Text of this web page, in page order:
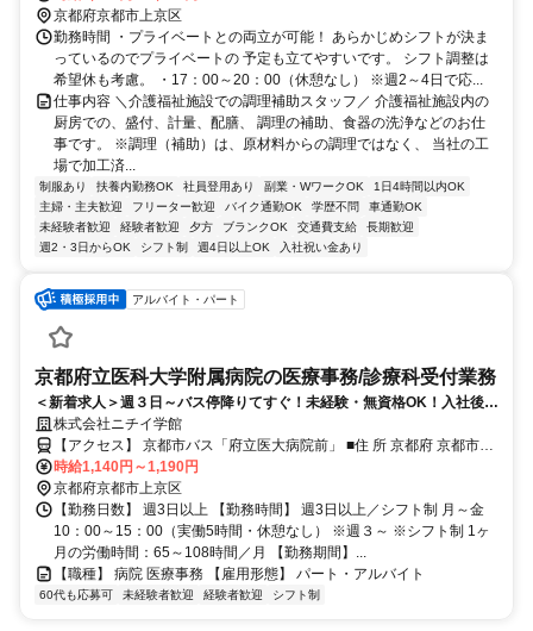
タープライズ』での雇用となります。 なお、勤務地は請負先施設と
なり、請負業務での就業となります。
京都府京都市上京区
勤務時間 ・プライベートとの両立が可能！ あらかじめシフトが決ま
っているのでプライベートの 予定も立てやすいです。 シフト調整は
希望休も考慮。 ・17：00～20：00（休憩なし） ※週2～4日で応...
仕事内容 ＼介護福祉施設での調理補助スタッフ／ 介護福祉施設内の
厨房での、盛付、計量、配膳、 調理の補助、食器の洗浄などのお仕
事です。 ※調理（補助）は、原材料からの調理ではなく、 当社の工
場で加工済...
制服あり 扶養内勤務OK 社員登用あり 副業・WワークOK
1日4時間以内OK
主婦・主夫歓迎
フリーター歓迎 バイク通勤OK 学歴不問
車通勤OK
未経験者歓迎
経験者歓迎 夕方 ブランクOK 交通費支給
長期歓迎
週2・3日からOK
シフト制 週4日以上OK 入社祝い金あり
アルバイト・パート
京都府立医科大学附属病院の医療事務/診療科受付業務
＜新着求人＞週３日～バス停降りてすぐ！未経験・無資格OK！入社後に
医療事務講座を受講される方には受講料キャッシュバック制度あり！
株式会社ニチイ学館
【アクセス】 京都市バス「府立医大病院前」 ■住 所 京都府 京都市上
京区 梶井町465 ■アクセス 京都市バス「府立医大病院前」
時給1,140円～1,190円
京都府京都市上京区
【勤務日数】 週3日以上 【勤務時間】 週3日以上／シフト制 月～金
10：00～15：00（実働5時間・休憩なし） ※週３～ ※シフト制 1ヶ
月の労働時間：65～108時間／月 【勤務期間】...
【職種】 病院 医療事務 【雇用形態】 パート・アルバイト
60代も応募可 未経験者歓迎 経験者歓迎 シフト制